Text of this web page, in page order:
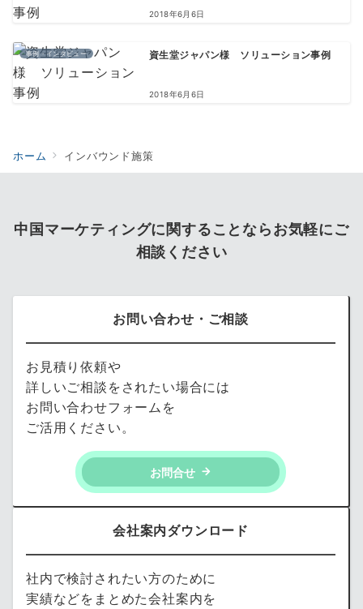
2018年6月6日
事例・インタビュー 資生堂ジャパン様 ソリューション事例
2018年6月6日
ホーム インバウンド施策
中国マーケティングに関することならお気軽にご
相談ください
お問い合わせ・ご相談
お見積り依頼や
詳しいご相談をされたい場合には
お問い合わせフォームを
ご活用ください。
お問合せ
会社案内ダウンロード
社内で検討されたい方のために
実績などをまとめた会社案内を